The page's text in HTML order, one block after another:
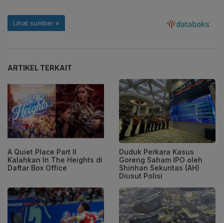
ARTIKEL TERKAIT
A Quiet Place Part II
Kalahkan In The Heights di
Daftar Box Office
Duduk Perkara Kasus
Goreng Saham IPO oleh
Shinhan Sekuritas (AH)
Diusut Polisi